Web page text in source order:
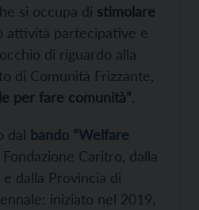
si occupa di stimolare
attività partecipative e
di riguardo alla
di Comunità Frizzante,
per fare comunità”.
dal bando “Welfare
Fondazione Caritro, dalla
dalla Provincia di
iniziato nel 2019,